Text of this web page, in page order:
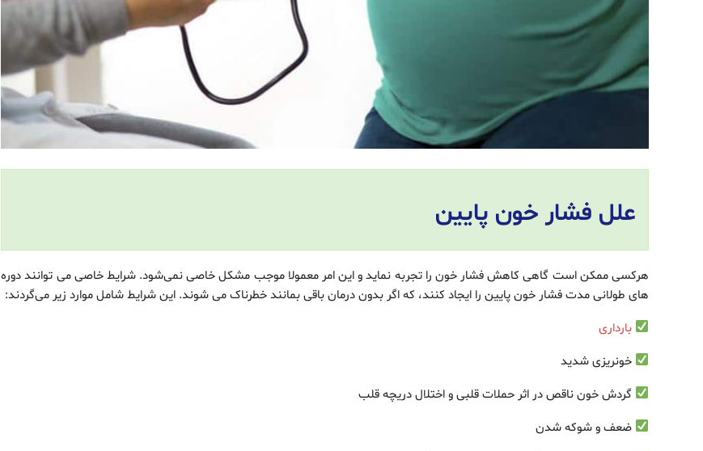
علل فشار خون پایین
هرکسی ممکن است گاهی کاهش فشار خون را تجربه نماید و این امر معمولا موجب مشکل خاصی نمی‌شود. شرایط خاصی می توانند دوره
های طولانی مدت فشار خون پایین را ایجاد کنند، که اگر بدون درمان باقی بمانند خطرناک می شوند. این شرایط شامل موارد زیر می‌گردند:
بارداری
خونریزی شدید
گردش خون ناقص در اثر حملات قلبی و اختلال دریچه قلب
ضعف و شوکه شدن